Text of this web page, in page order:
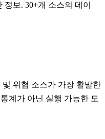
보. 30+개 소스의 데이
위협 소스가 가장 활발한
계가 아닌 실행 가능한 모